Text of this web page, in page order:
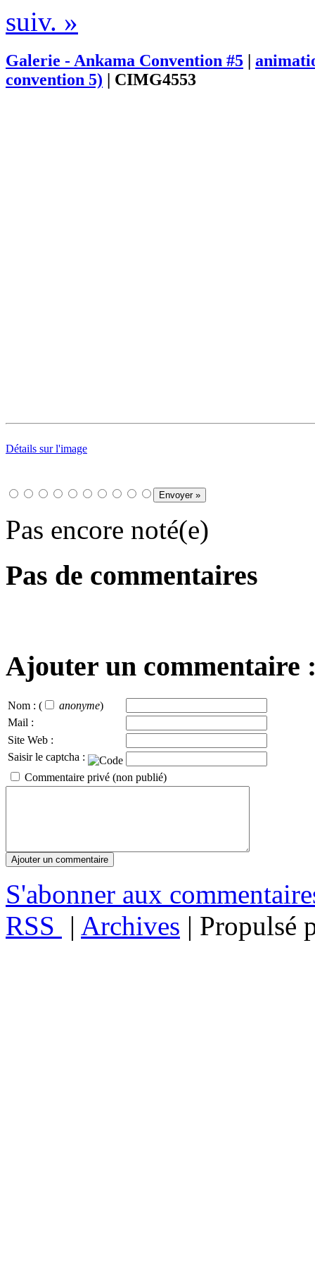
suiv. »
Galerie - Ankama Convention #5 |
convention 5) | CIMG4553
Détails sur l'image
Pas encore noté(e)
Pas de commentaires
Ajouter un commentaire
Nom : ( anonyme)
Mail :
Site Web :
Saisir le captcha :
Commentaire privé (non publié)
S'abonner aux
RSS
| Archives | Propulsé